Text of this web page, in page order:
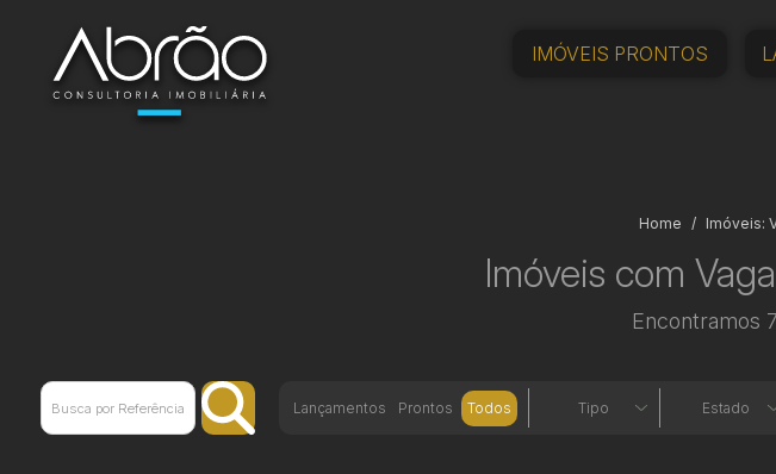
IMÓVEIS PRONTOS
Home Imóveis:
Imóveis com
Encontramos
Lançamentos Prontos Todos Tipo Estado